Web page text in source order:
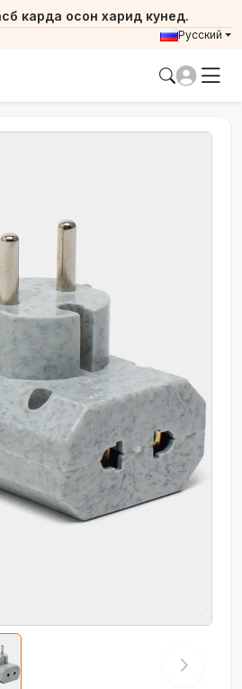
карда осон харид кунед.
Русский